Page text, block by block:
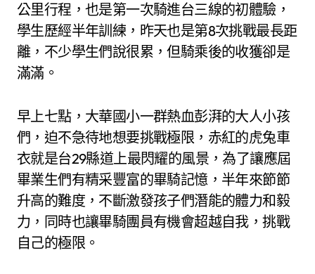
公里行程，也是第一次騎進台三線的初體驗，
學生歷經半年訓練，昨天也是第8次挑戰最長距
離，不少學生們說很累，但騎乘後的收獲卻是
滿滿。
早上七點，大華國小一群熱血彭湃的大人小孩
們，迫不急待地想要挑戰極限，赤紅的虎兔車
衣就是台29縣道上最閃耀的風景，為了讓應屆
畢業生們有精采豐富的畢騎記憶，半年來節節
升高的難度，不斷激發孩子們潛能的體力和毅
力，同時也讓畢騎團員有機會超越自我，挑戰
自己的極限。